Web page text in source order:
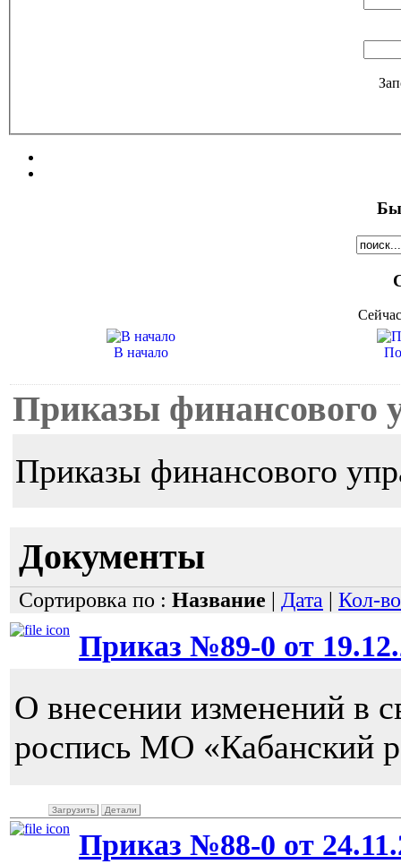
В начало
Приказы финансового
Приказы финансового
Документы
Сортировка по : Название | Дата | Кол-
Приказ №89-0 от
О внесении изменений в
роспись МО «Кабанский
Загрузить Детали
Приказ №88-0 от